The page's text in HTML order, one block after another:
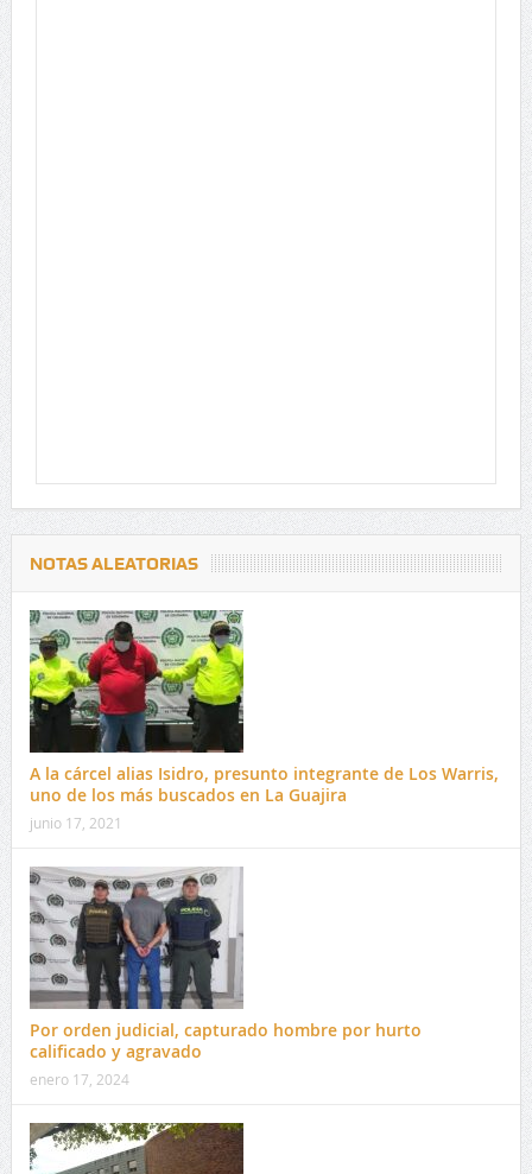
NOTAS ALEATORIAS
A la cárcel alias Isidro, presunto integrante de Los Warris,
uno de los más buscados en La Guajira
junio 17, 2021
Por orden judicial, capturado hombre por hurto
calificado y agravado
enero 17, 2024